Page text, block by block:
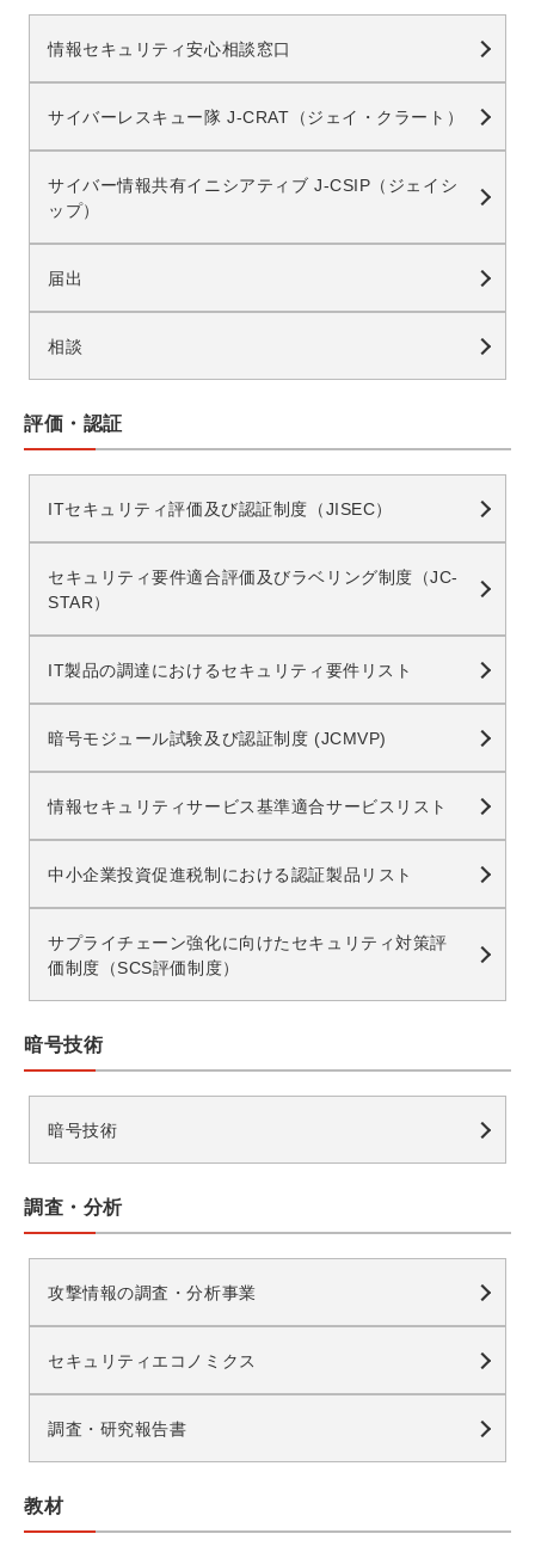
情報セキュリティ安心相談窓口
サイバーレスキュー隊 J-CRAT（ジェイ・クラート）
サイバー情報共有イニシアティブ J-CSIP（ジェイシ
ップ）
届出
相談
評価・認証
ITセキュリティ評価及び認証制度（JISEC）
セキュリティ要件適合評価及びラベリング制度（JC-
STAR）
IT製品の調達におけるセキュリティ要件リスト
暗号モジュール試験及び認証制度 (JCMVP)
情報セキュリティサービス基準適合サービスリスト
中小企業投資促進税制における認証製品リスト
サプライチェーン強化に向けたセキュリティ対策評
価制度（SCS評価制度）
暗号技術
暗号技術
調査・分析
攻撃情報の調査・分析事業
セキュリティエコノミクス
調査・研究報告書
教材